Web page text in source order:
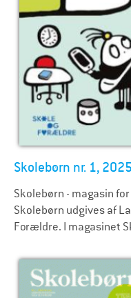
Skolebørn nr. 1, 2025
Skolebørn - magasin
Skolebørn udgives af
Forældre. I magasinet